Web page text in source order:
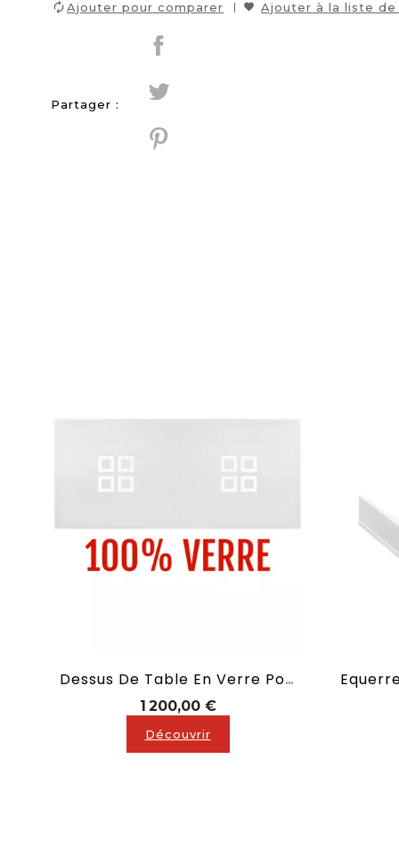
Ajouter pour comparer Ajouter à la liste de
Partager :
Dessus De Table En Verre Pour Billard Convertible En 2,10 M
1 200,00 €Prix
Découvrir